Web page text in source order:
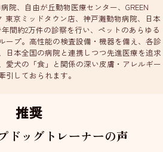
院、自由が丘動物医療センター、GREEN
東京ミッドタウン店、神戸灘動物病院、日本
間約2万件の診察を行い、ペットのあらゆる
ープ。高性能の検査設備・機器を備え、各診
日本全国の病院と連携しつつ先進医療を追求
愛犬の「食」と関係の深い皮膚・アレルギー
引しておられます。
推奨
ドッグトレーナーの声